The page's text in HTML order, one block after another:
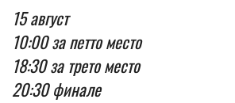
15 август
10:00 за петто место
18:30 за трето место
20:30 финале